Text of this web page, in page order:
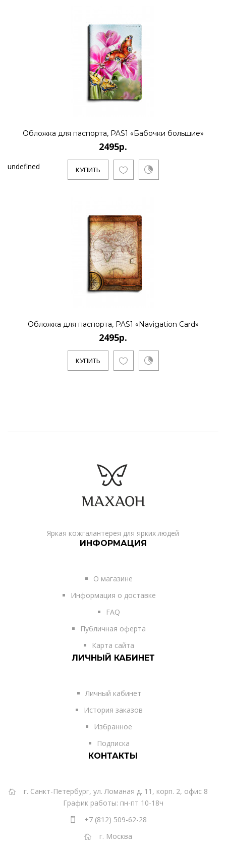
Обложка для паспорта, PAS1 «Бабочки большие»
2495р.
КУПИТЬ
undefined
Обложка для паспорта, PAS1 «Navigation Card»
2495р.
КУПИТЬ
Яркая кожгалантерея для ярких людей
ИНФОРМАЦИЯ
О магазине
Информация о доставке
FAQ
Публичная оферта
Карта сайта
ЛИЧНЫЙ КАБИНЕТ
Личный кабинет
История заказов
Избранное
Подписка
КОНТАКТЫ
г. Санкт-Петербург, ул. Ломаная д. 11, корп. 2, офис 8
График работы: пн-пт 10-18ч
+7 (812) 509-62-28
г. Москва